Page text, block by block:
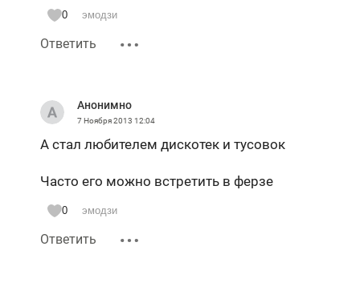
0 эмодзи
Ответить
Анонимно
7 Ноября 2013 12:04
А стал любителем дискотек и тусовок
Часто его можно встретить в ферзе
0 эмодзи
Ответить